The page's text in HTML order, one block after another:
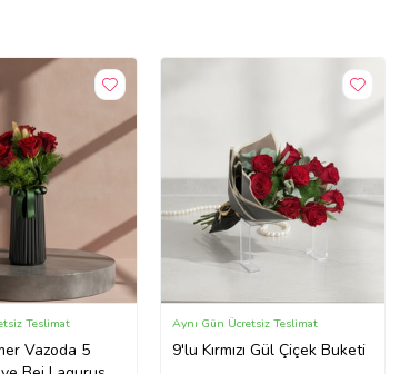
Vazoda 5
Teslimat
9'lu Kırmızı Gül Çiçek Buketi
Aynı Gün Ücretsiz Teslimat